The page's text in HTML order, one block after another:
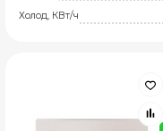
Холод, КВт/ч